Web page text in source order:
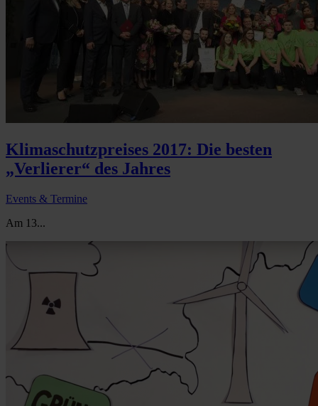
Klimaschutzpreises 2017: Die besten
„Verlierer“ des Jahres
Events & Termine
Am 13...